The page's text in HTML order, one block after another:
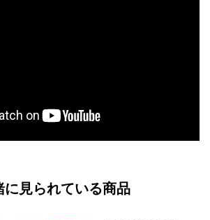
に見られている商品